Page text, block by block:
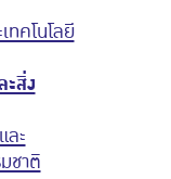
ทคโนโลยี
สิ่ง
ละ
ชาติ